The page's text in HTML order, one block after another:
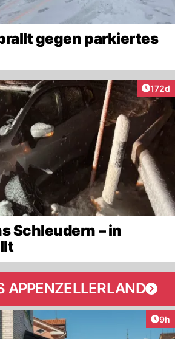
gegen parkiertes
172d
Schleudern – in
APPENZELLERLAND
9h